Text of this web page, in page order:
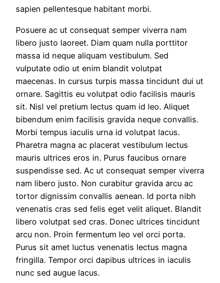
sapien pellentesque habitant morbi.
Posuere ac ut consequat semper viverra nam
libero justo laoreet. Diam quam nulla porttitor
massa id neque aliquam vestibulum. Sed
vulputate odio ut enim blandit volutpat
maecenas. In cursus turpis massa tincidunt dui ut
ornare. Sagittis eu volutpat odio facilisis mauris
sit. Nisl vel pretium lectus quam id leo. Aliquet
bibendum enim facilisis gravida neque convallis.
Morbi tempus iaculis urna id volutpat lacus.
Pharetra magna ac placerat vestibulum lectus
mauris ultrices eros in. Purus faucibus ornare
suspendisse sed. Ac ut consequat semper viverra
nam libero justo. Non curabitur gravida arcu ac
tortor dignissim convallis aenean. Id porta nibh
venenatis cras sed felis eget velit aliquet. Blandit
libero volutpat sed cras. Donec ultrices tincidunt
arcu non. Proin fermentum leo vel orci porta.
Purus sit amet luctus venenatis lectus magna
fringilla. Tempor orci dapibus ultrices in iaculis
nunc sed augue lacus.